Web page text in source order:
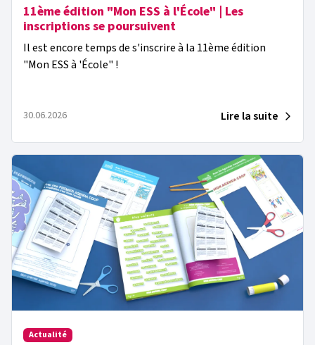
11ème édition "Mon ESS à l'École" | Les
inscriptions se poursuivent
Il est encore temps de s'inscrire à la 11ème édition
"Mon ESS à 'École" !
30.06.2026 Lire la suite
Actualité